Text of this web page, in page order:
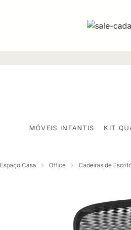
MÓVEIS INFANTIS KIT
Espaço Casa Office Cadeiras de